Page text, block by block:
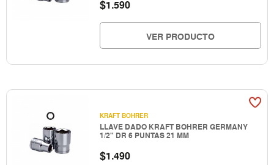
$1.590
VER PRODUCTO
KRAFT BOHRER
LLAVE DADO KRAFT BOHRER GERMANY
1/2" DR 6 PUNTAS 21 MM
$1.490